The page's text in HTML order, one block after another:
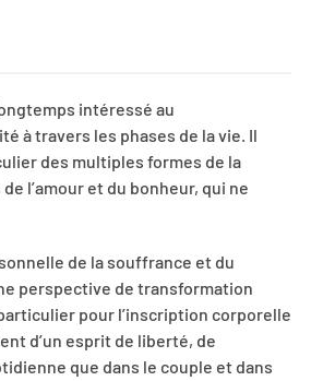
intéressé au
à travers les phases de la vie. Il
des multiples formes de la
l’amour et du bonheur, qui ne
de la souffrance et du
perspective de transformation
pour l’inscription corporelle
d’un esprit de liberté, de
que dans le couple et dans